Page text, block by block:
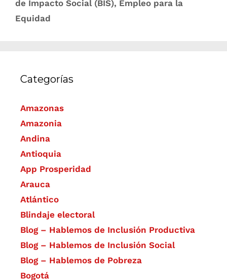
de Impacto Social (BIS), Empleo para la
Equidad
Categorías
Amazonas
Amazonia
Andina
Antioquia
App Prosperidad
Arauca
Atlántico
Blindaje electoral
Blog – Hablemos de Inclusión Productiva
Blog – Hablemos de Inclusión Social
Blog – Hablemos de Pobreza
Bogotá